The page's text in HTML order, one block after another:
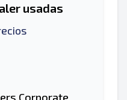
usadas
Corporate